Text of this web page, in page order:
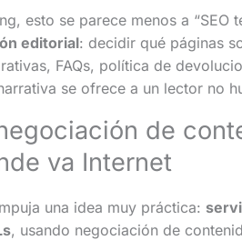
esto se parece menos a “SEO
editorial: decidir qué páginas
FAQs, política de
se ofrece a un lector no
de
va Internet
una idea muy práctica:
, usando negociación de